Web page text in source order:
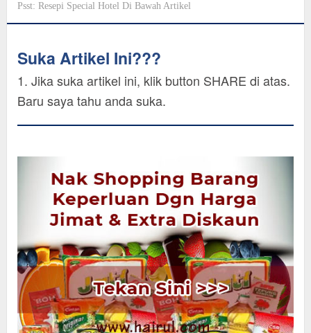
Psst: Resepi Special Hotel Di Bawah Artikel
Suka Artikel Ini???
1. Jika suka artikel ini, klik button SHARE di atas.
Baru saya tahu anda suka.